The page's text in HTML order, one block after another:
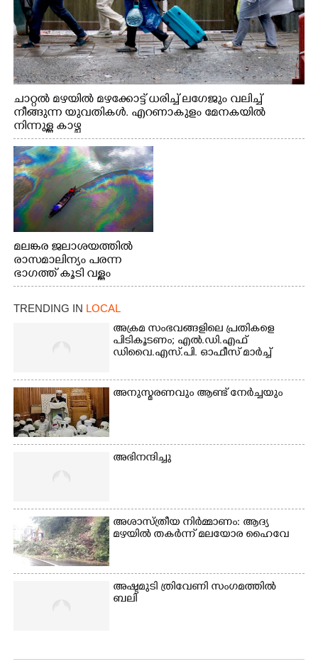
ചാറ്റൽ മഴയിൽ മഴക്കോട്ട് ധരിച്ച് ലഗേജും വലിച്ച്
നീങ്ങുന്ന യുവതികൾ. എറണാകുളം മേനകയിൽ
നിന്നുള്ള കാഴ്ച
മലങ്കര ജലാശയത്തിൽ
രാസമാലിന്യം പരന്ന
ഭാഗത്ത് കൂടി വള്ളം
തുഴഞ്ഞു പോകുന്ന
പ്രദേശവാസികൾ
TRENDING IN LOCAL
അക്രമ സംഭവങ്ങളിലെ പ്രതികളെ
പിടികൂടണം; എൽ.ഡി.എഫ്
ഡിവൈ.എസ്.പി. ഓഫീസ് മാർച്ച്
അനുസ്മരണവും ആണ്ട് നേർച്ചയും
അഭിനന്ദിച്ചു
അശാസ്ത്രീയ നിർമ്മാണം: ആദ്യ
മഴയിൽ തകർന്ന് മലയോര ഹൈവേ
അഷ്ടമുടി ത്രിവേണി സംഗമത്തിൽ
ബലി